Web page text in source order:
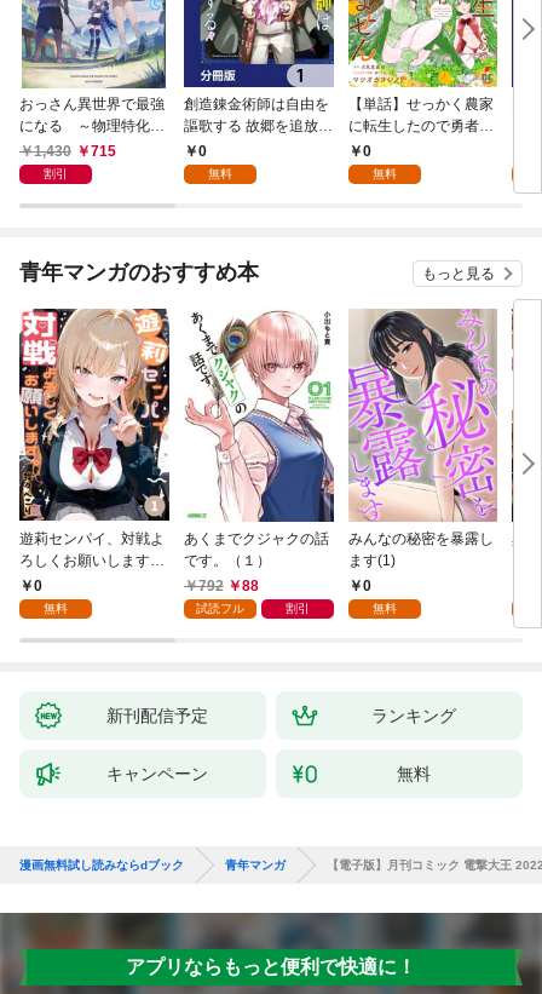
おっさん異世界で最強
になる ～物理特化の
覚醒者～
1,430 715
割引
創造錬金術師は自由を
謳歌する 故郷を追放さ
れたら、魔王のお膝元
で超絶効果のマジック
0
無料
【単話】せっかく農家
に転生したので勇者は
目指しません【第1
話】
0
無料
青年マンガのおすすめ本 もっと見る
遊莉センパイ、対戦よ
ろしくお願いします。
1 0
無料
あくまでクジャクの話
です。（１）
792
88
試読フル 割引
みんなの秘密を暴露し
ます(1)
0
無料
異
新刊配信予定 ランキング
キャンペーン 無料
漫画無料試し読みならdブック 青年マンガ 【電子版】月刊コミック 電撃大王
アプリならもっと便利で快適に！